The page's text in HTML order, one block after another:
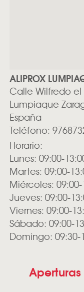
ALIPROX
Calle Wilfredo el
Lumpiaque
España
Teléfono:
Horario:
Lunes: 09:00-
Martes: 09:00-
Miércoles:
Jueves: 09:00-
Viernes: 09:00-
Sábado: 09:00-
Domingo: 09:30-
Aperturas